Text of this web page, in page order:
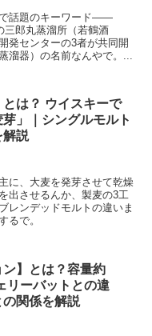
で話題のキーワード——
三郎丸蒸溜所（若鶴酒
発センターの3者が共同開
溜器）の名前なんやで。...
とは？ ウイスキーで
」｜シングルモルト
解説
に、大麦を発芽させて乾燥
出させるんか、製麦の3工
レンデッドモルトの違いま
るで。
ン】とは？容量約
リーバットとの違
の関係を解説